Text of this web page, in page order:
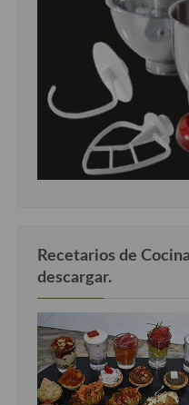
Recetarios de
descargar.